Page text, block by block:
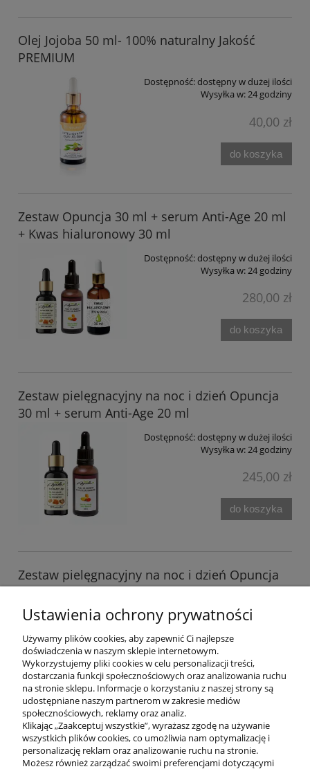
Olej Jojoba 50 ml- 100% naturalny Jakość
PREMIUM
Dostępność:dostępny w dużej ilości
Wysyłka w:24 godziny
40,00 zł
do koszyka
Zestaw Opuncja 30 ml + serum Anti-Age 20 ml
+ Kwas hialuronowy 30 ml
Dostępność:dostępny w dużej ilości
Wysyłka w:24 godziny
280,00 zł
do koszyka
Zestaw pielęgnacyjny na noc i dzień Opuncja
30 ml + serum Anti-Age 20 ml
Dostępność:dostępny w dużej ilości
Wysyłka w:24 godziny
245,00 zł
do koszyka
Zestaw pielęgnacyjny na noc i dzień Opuncja
30 ml + serum Anti-Age 30 ml
Dostępność:dostępny w dużej ilości
285,00 zł
do koszyka
POMOC
Ustawienia ochrony prywatności
Używamy plików cookies, aby zapewnić Ci najlepsze
doświadczenia w naszym sklepie internetowym.
Wykorzystujemy pliki cookies w celu personalizacji treści,
dostarczania funkcji społecznościowych oraz analizowania ruchu
na stronie sklepu. Informacje o korzystaniu z naszej strony są
udostępniane naszym partnerom w zakresie mediów
społecznościowych, reklamy oraz analiz.
Klikając „Zaakceptuj wszystkie”, wyrażasz zgodę na używanie
wszystkich plików cookies, co umożliwia nam optymalizację i
personalizację reklam oraz analizowanie ruchu na stronie.
Możesz również zarządzać swoimi preferencjami dotyczącymi